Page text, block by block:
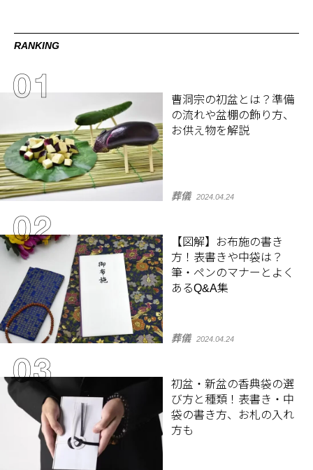
RANKING
曹洞宗の初盆とは？準備
の流れや盆棚の飾り方、
お供え物を解説
葬儀 2024.04.24
【図解】お布施の書き
方！表書きや中袋は？
筆・ペンのマナーとよく
あるQ&A集
葬儀 2024.04.24
初盆・新盆の香典袋の選
び方と種類！表書き・中
袋の書き方、お札の入れ
方も